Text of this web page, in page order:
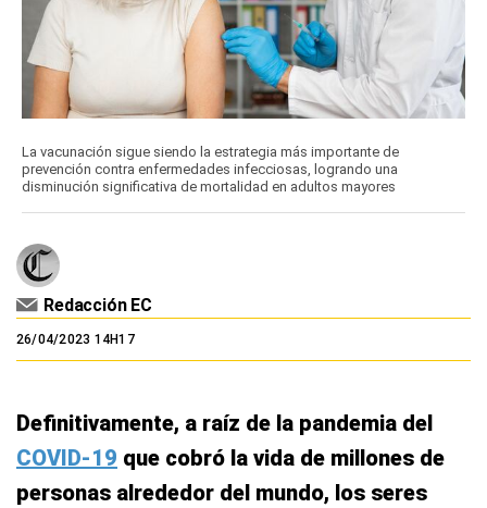
La vacunación sigue siendo la estrategia más importante de
prevención contra enfermedades infecciosas, logrando una
disminución significativa de mortalidad en adultos mayores
Redacción EC
26/04/2023 14H17
Definitivamente, a raíz de la pandemia del
COVID-19 que cobró la vida de millones de
personas alrededor del mundo, los seres